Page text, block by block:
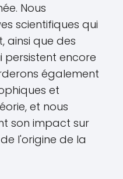
Nous
scientifiques qui
ainsi que des
encore
également
et
et nous
son impact sur
l'origine de la